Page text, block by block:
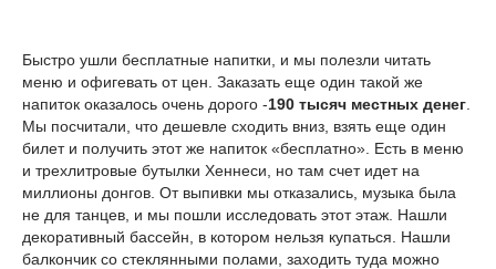
Быстро ушли бесплатные напитки, и мы полезли читать
меню и офигевать от цен. Заказать еще один такой же
напиток оказалось очень дорого -190 тысяч местных денег
Мы посчитали, что дешевле сходить вниз, взять еще один
билет и получить этот же напиток «бесплатно». Есть в меню
и трехлитровые бутылки Хеннеси, но там счет идет на
миллионы донгов. От выпивки мы отказались, музыка была
не для танцев, и мы пошли исследовать этот этаж. Нашли
декоративный бассейн, в котором нельзя купаться. Нашли
балкончик со стеклянными полами, заходить туда можно